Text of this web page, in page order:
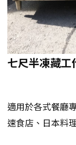
七尺半凍藏工
適用於各式餐廳
速食店、日本料